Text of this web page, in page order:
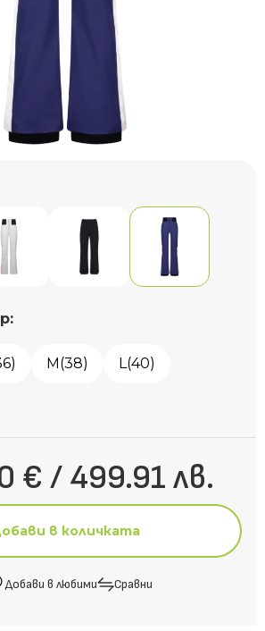
M(38) L(40)
€ / 499.91 лв.
в количката
Добави в любими Сравни